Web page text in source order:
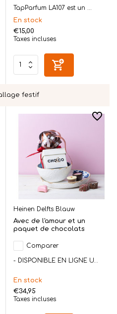
TapParfum LA107 est un ...
En stock
€15,00
Taxes incluses
festif
Heinen Delfts Blauw
Avec de l'amour et un
paquet de chocolats
Comparer
- DISPONIBLE EN LIGNE U...
En stock
€34,95
Taxes incluses